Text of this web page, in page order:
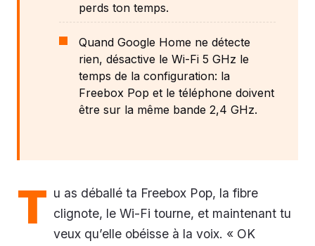
perds ton temps.
Quand Google Home ne détecte
rien, désactive le Wi-Fi 5 GHz le
temps de la configuration: la
Freebox Pop et le téléphone doivent
être sur la même bande 2,4 GHz.
T u as déballé ta Freebox Pop, la fibre
clignote, le Wi-Fi tourne, et maintenant tu
veux qu’elle obéisse à la voix. « OK